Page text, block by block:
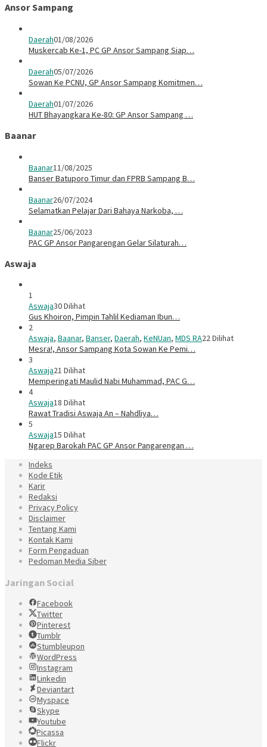
Ansor Sampang
Daerah01/08/2026
Muskercab Ke-1, PC GP Ansor Sampang Siap…
Daerah05/07/2026
Sowan Ke PCNU, GP Ansor Sampang Komitmen…
Daerah01/07/2026
HUT Bhayangkara Ke-80: GP Ansor Sampang …
Baanar
Baanar11/08/2025
Banser Batuporo Timur dan FPRB Sampang B…
Baanar26/07/2024
Selamatkan Pelajar Dari Bahaya Narkoba, …
Baanar25/06/2023
PAC GP Ansor Pangarengan Gelar Silaturah…
Aswaja
1
Aswaja30 Dilihat
Gus Khoiron, Pimpin Tahlil Kediaman Ibun…
2
Aswaja, Baanar, Banser, Daerah, KeNUan, MDS RA22 Dilihat
Mesra!, Ansor Sampang Kota Sowan Ke Pemi…
3
Aswaja21 Dilihat
Memperingati Maulid Nabi Muhammad, PAC G…
4
Aswaja18 Dilihat
Rawat Tradisi Aswaja An – Nahdliya…
5
Aswaja15 Dilihat
Ngarep Barokah PAC GP Ansor Pangarengan …
Indeks
Kode Etik
Karir
Redaksi
Privacy Policy
Disclaimer
Tentang Kami
Kontak Kami
Form Pengaduan
Pedoman Media Siber
Jaringan Social
Facebook
Twitter
Pinterest
Tumblr
Stumbleupon
WordPress
Instagram
Linkedin
Deviantart
Myspace
Skype
Youtube
Picassa
Flickr